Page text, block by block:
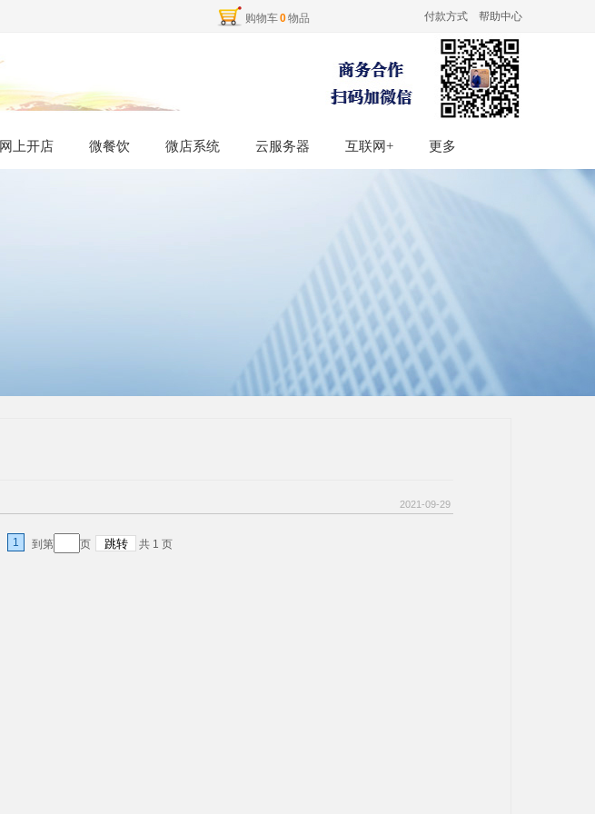
付款方式 帮助中心
购物车0物品
网上开店 微餐饮 微店系统 云服务器 互联网+ 更多
网上开店 微餐饮 微店系统 云服务器 互联网+ 更多
2021-09-29
1 到第 页 共 1 页